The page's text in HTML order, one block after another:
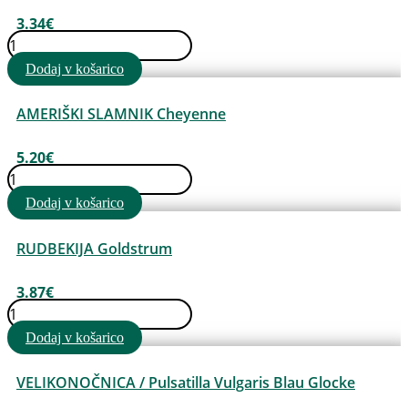
3.34€
ŠIROKOLISTNA
MREŽICA
/
Limonium
Tataricum
količina
Dodaj v košarico
AMERIŠKI SLAMNIK Cheyenne
5.20€
AMERIŠKI
SLAMNIK
Cheyenne
količina
Dodaj v košarico
RUDBEKIJA Goldstrum
3.87€
RUDBEKIJA
Goldstrum
količina
Dodaj v košarico
VELIKONOČNICA / Pulsatilla Vulgaris Blau Glocke